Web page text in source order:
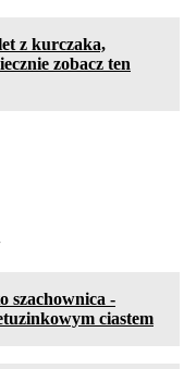
z kurczaka,
zobacz ten
szachownica -
ciastem